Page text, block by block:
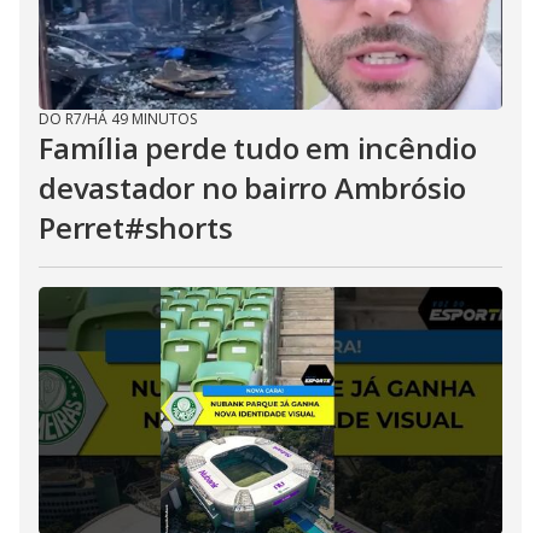
DO R7/HÁ 49 MINUTOS
Família perde tudo em incêndio
devastador no bairro Ambrósio
Perret#shorts